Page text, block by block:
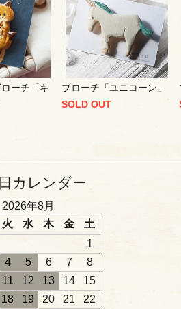
ーチ「キ
ブローチ「ユニコーン」
SOLD OUT
カレンダー
2026年8月
火 水 木 金
土
1
4 5 6 7
8
11 12 13 14
15
18 19 20 21
22